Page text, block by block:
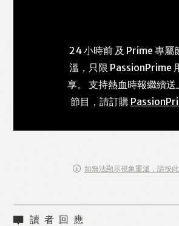
24 小時前 及 Prime 專屬
溫，只限 PassionPrime
享。 支持熱血時報繼續送
節目，請訂購
如無法顯示視象重溫，請按此
讀者回應